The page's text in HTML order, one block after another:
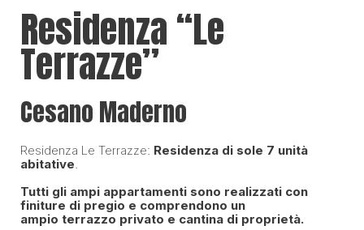
Residenza “Le
Terrazze”
Cesano Maderno
Residenza Le Terrazze: Residenza di sole 7 unità
abitative.
Tutti gli ampi appartamenti sono realizzati con
finiture di pregio e comprendono un
ampio terrazzo privato e cantina di proprietà.